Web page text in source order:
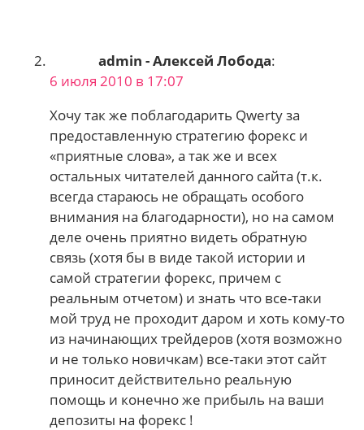
admin - Алексей Лобода:
6 июля 2010 в 17:07
Хочу так же поблагодарить Qwerty за
предоставленную стратегию форекс и
«приятные слова», а так же и всех
остальных читателей данного сайта (т.к.
всегда стараюсь не обращать особого
внимания на благодарности), но на самом
деле очень приятно видеть обратную
связь (хотя бы в виде такой истории и
самой стратегии форекс, причем с
реальным отчетом) и знать что все-таки
мой труд не проходит даром и хоть кому-то
из начинающих трейдеров (хотя возможно
и не только новичкам) все-таки этот сайт
приносит действительно реальную
помощь и конечно же прибыль на ваши
депозиты на форекс !